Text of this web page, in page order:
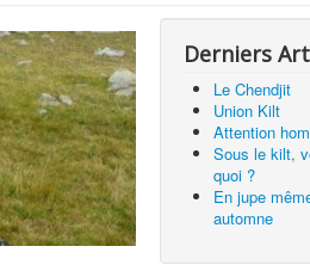
Derniers
Le Chendjit
Union Kilt
Attention
Sous le kilt,
quoi ?
En jupe
automne